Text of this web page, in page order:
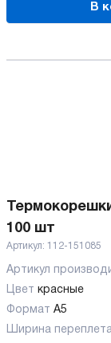
В
100 шт
Артикул: 112-151085
Артикул
Цвет красные
Формат A5
Ширина